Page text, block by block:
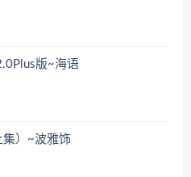
版~海语
）~波雅饰